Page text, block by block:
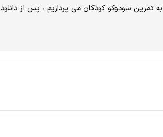
تمرین سودوکو کودکان می پردازیم ، پس از دانلود